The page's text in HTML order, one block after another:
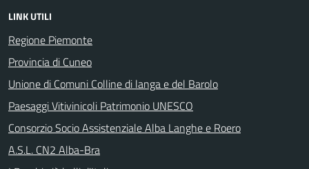
LINK UTILI
Regione Piemonte
Provincia di Cuneo
Unione di Comuni Colline di langa e del Barolo
Paesaggi Vitivinicoli Patrimonio UNESCO
Consorzio Socio Assistenziale Alba Langhe e Roero
A.S.L. CN2 Alba-Bra